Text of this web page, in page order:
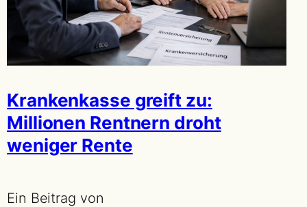
Krankenkasse greift zu:
Millionen Rentnern droht
weniger Rente
Ein Beitrag von